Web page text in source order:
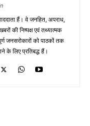
हैं। वे जनहित, अपराध,
की निष्पक्ष एवं तथ्यात्मक
जनसरोकारों को पाठकों तक
के लिए प्रतिबद्ध हैं।